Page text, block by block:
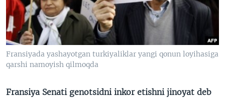
VIDEO
XABARLAR SURATLARDA
ODNOKLASSNIKI
TELEGRAM
TWITTER
SOUNDCLOUD
VOA
Fransiyada yashayotgan turkiyaliklar yangi qonun loyihasiga
qarshi namoyish qilmoqda
Fransiya Senati genotsidni inkor etishni jinoyat deb